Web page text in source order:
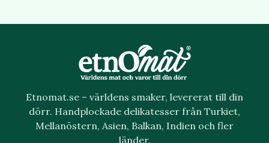
Etnomat.se – världens smaker, levererat till din
dörr. Handplockade delikatesser från Turkiet,
Mellanöstern, Asien, Balkan, Indien och fler
länder.